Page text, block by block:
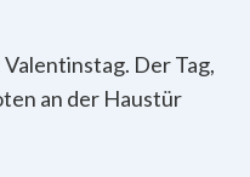
Der Tag,
an der Haustür